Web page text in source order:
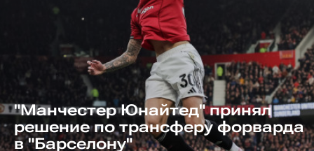
"Манчестер Юнайтед" принял
решение по трансферу форварда
в "Барселону"